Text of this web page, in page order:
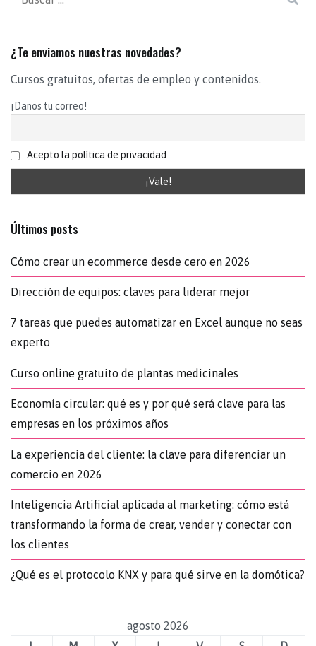
¿Te enviamos nuestras novedades?
Cursos gratuitos, ofertas de empleo y contenidos.
¡Danos tu correo!
Acepto la política de privacidad
Últimos posts
Cómo crear un ecommerce desde cero en 2026
Dirección de equipos: claves para liderar mejor
7 tareas que puedes automatizar en Excel aunque no seas
experto
Curso online gratuito de plantas medicinales
Economía circular: qué es y por qué será clave para las
empresas en los próximos años
La experiencia del cliente: la clave para diferenciar un
comercio en 2026
Inteligencia Artificial aplicada al marketing: cómo está
transformando la forma de crear, vender y conectar con
los clientes
¿Qué es el protocolo KNX y para qué sirve en la domótica?
agosto 2026